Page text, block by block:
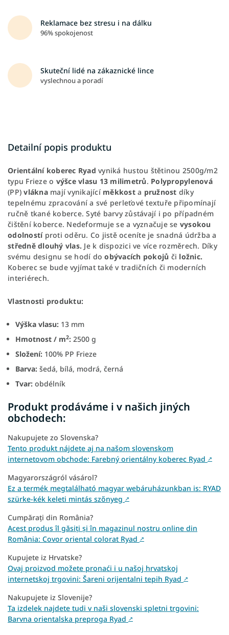
Reklamace bez stresu i na dálku
96% spokojenost
Skuteční lidé na zákaznické lince
vyslechnou a poradí
Detailní popis produktu
Orientální koberec Ryad vyniká hustou štětinou 2500g/m2
typu Frieze o výšce vlasu 13 milimetrů. Polypropylenová
(PP)vláknamají vynikající měkkosta pružnost díky
tepelnému zpracování a své perleťové textuře připomínají
ručně tkané koberce. Syté barvy zůstávají i po případném
čištění koberce. Nedeformuje se a vyznačuje se vysokou
odolnostíproti oděru. Co jistě oceníte je snadná údržba a
středně dlouhý vlas. Je k dispozici ve více rozměrech. Díky
svému designu se hodí doobývacích pokojů či ložnic.
Koberec se bude vyjímat také v tradičních či moderních
interiérech.
Vlastnosti produktu:
Výška vlasu: 13 mm
Hmotnost / m2: 2500 g
Složení: 100% PP Frieze
Barva: šedá, bílá, modrá, černá
Tvar: obdélník
Produkt prodáváme i v našich jiných
obchodech:
Nakupujete zo Slovenska?
Tento produkt nájdete aj na našom slovenskom
internetovom obchode: Farebný orientálny koberec Ryad ↗
Magyarországról vásárol?
Ez a termék megtalálható magyar webáruházunkban is: RYAD
szürke-kék keleti mintás szőnyeg ↗
Cumpărați din România?
Acest produs îl găsiți și în magazinul nostru online din
România: Covor oriental colorat Ryad ↗
Kupujete iz Hrvatske?
Ovaj proizvod možete pronaći i u našoj hrvatskoj
internetskoj trgovini: Šareni orijentalni tepih Ryad ↗
Nakupujete iz Slovenije?
Ta izdelek najdete tudi v naši slovenski spletni trgovini:
Barvna orientalska preproga Ryad ↗